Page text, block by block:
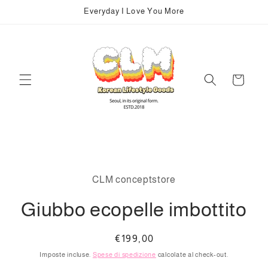
Everyday I Love You More
Carrello
CLM conceptstore
Giubbo ecopelle imbottito
Prezzo
di
€199,00
Imposte incluse. Spese di spedizione calcolate al check-out.